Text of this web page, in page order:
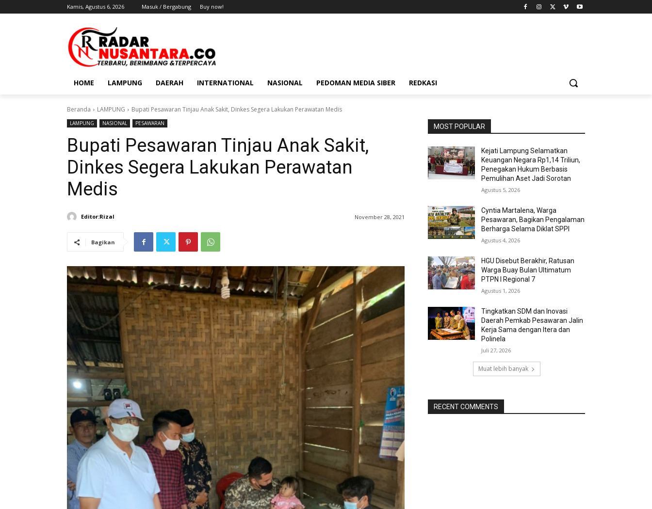
Kamis, Agustus 6, 2026 Masuk / Bergabung Buy now!
HOME LAMPUNG DAERAH INTERNATIONAL NASIONAL PEDOMAN MEDIA SIBER REDKASI
Beranda LAMPUNG Bupati Pesawaran Tinjau Anak Sakit, Dinkes Segera Lakukan Perawatan Medis
LAMPUNG NASIONAL PESAWARAN
Bupati Pesawaran Tinjau Anak Sakit,
Dinkes Segera Lakukan Perawatan
Medis
Editor:Rizal November 28, 2021
Bagikan
MOST POPULAR
Kejati Lampung Selamatkan
Keuangan Negara Rp1,14 Triliun,
Penegakan Hukum Berbasis
Pemulihan Aset Jadi Sorotan
Agustus 5, 2026
Cyntia Martalena, Warga
Pesawaran, Bagikan Pengalaman
Berharga Selama Diklat SPPI
Agustus 4, 2026
HGU Disebut Berakhir, Ratusan
Warga Buay Bulan Ultimatum
PTPN I Regional 7
Agustus 1, 2026
Tingkatkan SDM dan Inovasi
Daerah Pemkab Pesawaran Jalin
Kerja Sama dengan Itera dan
Polinela
Juli 27, 2026
Muat lebih banyak
RECENT COMMENTS